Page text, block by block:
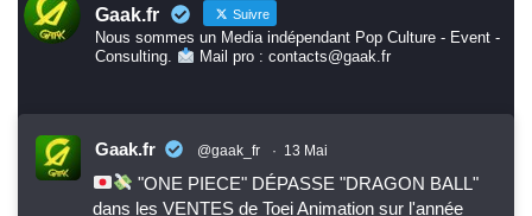
Gaak.fr Suivre
Nous sommes un Media indépendant Pop Culture - Event -
Consulting.
Mail pro : contacts@gaak.fr
Gaak.fr @gaak_fr · 13 Mai
"ONE PIECE" DÉPASSE "DRAGON BALL"
dans les VENTES de Toei Animation sur l'année